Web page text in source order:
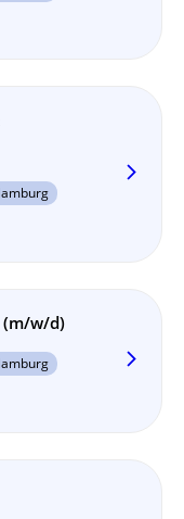
arrow_forward_ios
(m/w/d)
arrow_forward_ios